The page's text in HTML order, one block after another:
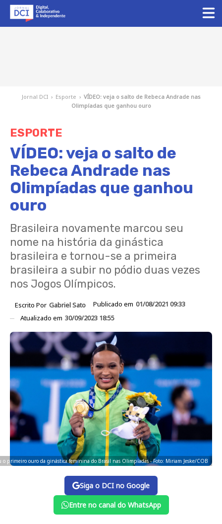
Jornal DCI › Esporte › VÍDEO: veja o salto de Rebeca Andrade nas
Olimpíadas que ganhou ouro
ESPORTE
VÍDEO: veja o salto de
Rebeca Andrade nas
Olimpíadas que ganhou
ouro
Brasileira novamente marcou seu
nome na história da ginástica
brasileira e tornou-se a primeira
brasileira a subir no pódio duas vezes
nos Jogos Olímpicos.
Escrito Por Gabriel Sato Publicado em 01/08/2021 09:33
Atualizado em 30/09/2023 18:55
o primeiro ouro da ginástica feminina do Brasil nas Olimpíadas - Foto: Miriam Jeske/COB
Siga o DCI no Google
Entre no canal do WhatsApp